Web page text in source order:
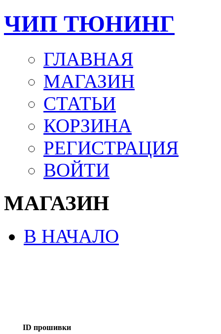
ЧИП ТЮНИНГ
ГЛАВНАЯ
МАГАЗИН
СТАТЬИ
КОРЗИНА
РЕГИСТРАЦИЯ
ВОЙТИ
МАГАЗИН
В НАЧАЛО
ID прошивки